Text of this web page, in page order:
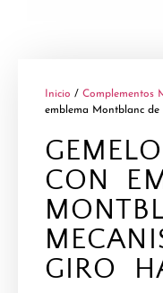
Inicio / Complementos
emblema Montblanc
CON
GIRO